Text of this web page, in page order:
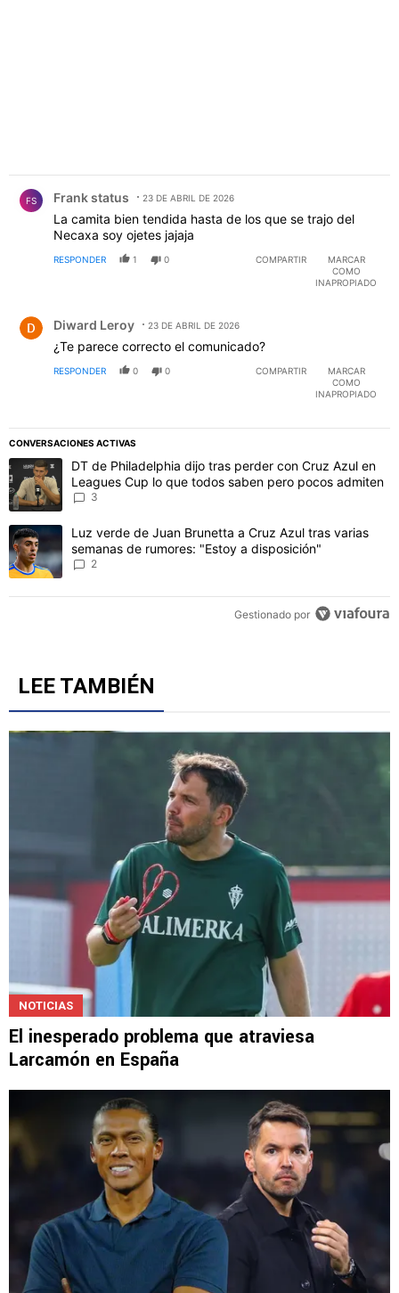
FS Frank status 23 DE ABRIL DE 2026
La camita bien tendida hasta de los que se trajo del
Necaxa soy ojetes jajaja
RESPONDER 1 0 COMPARTIR
MARCAR
COMO
INAPROPIADO
Diward Leroy 23 DE ABRIL DE 2026
¿Te parece correcto el comunicado?
RESPONDER 0 0 COMPARTIR
MARCAR
COMO
INAPROPIADO
CONVERSACIONES ACTIVAS
Este listado muestra los artículos con más comentarios en los
Un artículo de tendencia con el título "DT de Philadelphia dijo
DT de Philadelphia dijo tras perder con Cruz Azul en
Leagues Cup lo que todos saben pero pocos admiten
3
Un artículo de tendencia con el título "Luz verde de Juan
Luz verde de Juan Brunetta a Cruz Azul tras varias
semanas de rumores: "Estoy a disposición"
2
Gestionado por
LEE TAMBIÉN
NOTICIAS
El inesperado problema que atraviesa
Larcamón en España